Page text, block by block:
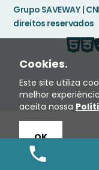
Grupo SAVEWAY|
direitos reservados
Cookies.
Este site utiliza
melhor
aceita nossa
OK